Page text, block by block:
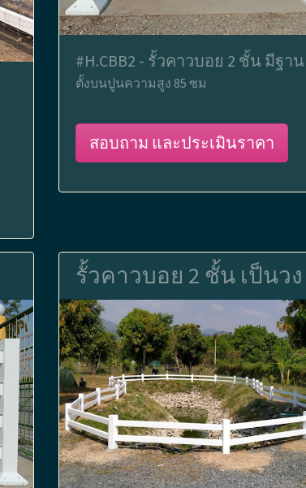
#H.CBB2 - รั้วคาวบอย 2 ชั้น มีฐาน
ตั้งบนปูนความสูง 85 ซม
สอบถาม และประเมินราคา
รั้วคาวบอย 2 ชั้น เป็นวง